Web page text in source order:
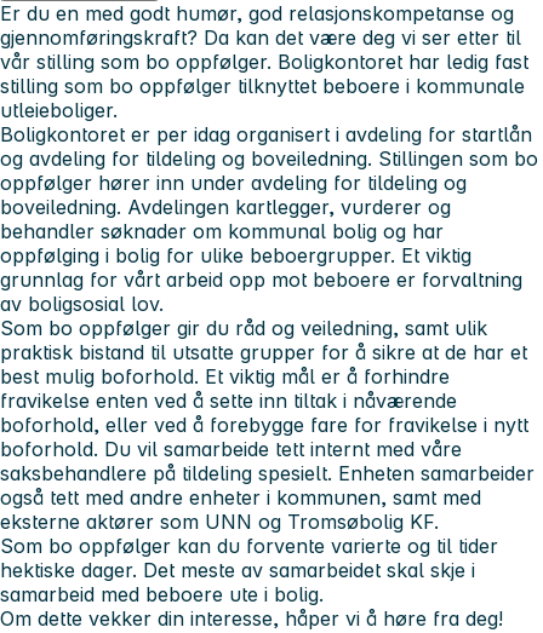
Er du en med godt humør, god relasjonskompetanse og
gjennomføringskraft? Da kan det være deg vi ser etter til
vår stilling som bo oppfølger. Boligkontoret har ledig fast
stilling som bo oppfølger tilknyttet beboere i kommunale
utleieboliger.
Boligkontoret er per idag organisert i avdeling for startlån
og avdeling for tildeling og boveiledning. Stillingen som bo
oppfølger hører inn under avdeling for tildeling og
boveiledning. Avdelingen kartlegger, vurderer og
behandler søknader om kommunal bolig og har
oppfølging i bolig for ulike beboergrupper. Et viktig
grunnlag for vårt arbeid opp mot beboere er forvaltning
av boligsosial lov.
Som bo oppfølger gir du råd og veiledning, samt ulik
praktisk bistand til utsatte grupper for å sikre at de har et
best mulig boforhold. Et viktig mål er å forhindre
fravikelse enten ved å sette inn tiltak i nåværende
boforhold, eller ved å forebygge fare for fravikelse i nytt
boforhold. Du vil samarbeide tett internt med våre
saksbehandlere på tildeling spesielt. Enheten samarbeider
også tett med andre enheter i kommunen, samt med
eksterne aktører som UNN og Tromsøbolig KF.
Som bo oppfølger kan du forvente varierte og til tider
hektiske dager. Det meste av samarbeidet skal skje i
samarbeid med beboere ute i bolig.
Om dette vekker din interesse, håper vi å høre fra deg!